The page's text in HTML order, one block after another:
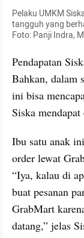
Pelaku UMKM
tangguh yang
Foto: Panji Indra,
Pendapatan
Bahkan, dalam
ini bisa
Siska
Ibu satu anak
order lewat
“Iya, kalau di
buat pesanan
GrabMart
datang,” jelas